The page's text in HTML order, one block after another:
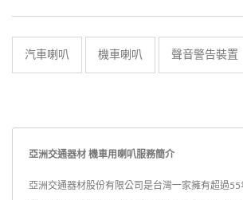
汽車喇叭 機車喇叭 聲音警告裝置
亞洲交通器材 機車用喇叭服務簡介
亞洲交通器材股份有限公司是台灣一家擁有超過55